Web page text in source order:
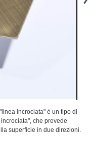
incrociata" è un tipo di
che prevede
superficie in due direzioni.